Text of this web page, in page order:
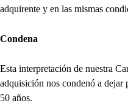
adquirente y en las mismas
Condena
Esta interpretación de nuestra
adquisición nos condenó a dejar
50 años.